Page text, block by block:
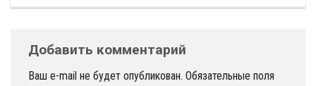
Добавить комментарий
Ваш e-mail не будет опубликован. Обязательные поля